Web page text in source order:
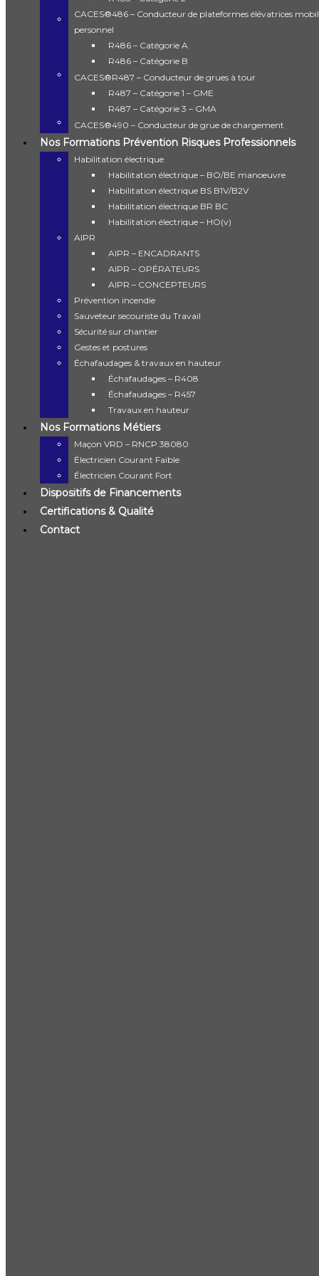
Habilitation électrique
Habilitation électrique – BO/BE manoeuvre
Habilitation électrique BS B1V/B2V
Habilitation électrique – HO(v)
AIPR
AIPR – ENCADRANTS
AIPR – OPÉRATEURS
AIPR – CONCEPTEURS
Prévention incendie
Sauveteur secouriste du Travail
Sécurité sur chantier
Gestes et postures
Échafaudages – R408
Échafaudages – R457
Travaux en hauteur
Maçon VRD – RNCP 38080
Électricien Courant Faible
Dispositifs de Financements
Certifications & Qualité
axisformation
Author axisformation
Catégorie A – Engins compacts,
tracteurs et petits engins
posté par
axisformation
Catégories R482
Lire la suite
Rechercher
CACES®486 – Conducteur de plateformes élévatrices
personnel
R486 – Catégorie A
R486 – Catégorie B
CACES®R487 – Conducteur de grues à tour
R487 – Catégorie 1 – GME
R487 – Catégorie 3 – GMA
CACES®490 – Conducteur de grue de chargement
Nos Formations Prévention Risques Professionnels
Habilitation électrique
Habilitation électrique – BO/BE manoeuvre
Habilitation électrique BS B1V/B2V
Habilitation électrique BR BC
Habilitation électrique – HO(v)
AIPR
AIPR – ENCADRANTS
AIPR – OPÉRATEURS
AIPR – CONCEPTEURS
Prévention incendie
Sauveteur secouriste du Travail
Sécurité sur chantier
Gestes et postures
Échafaudages & travaux en hauteur
Échafaudages – R408
Échafaudages – R457
Travaux en hauteur
Nos Formations Métiers
Maçon VRD – RNCP 38080
Électricien Courant Faible
Électricien Courant Fort
Dispositifs de Financements
Certifications & Qualité
Contact